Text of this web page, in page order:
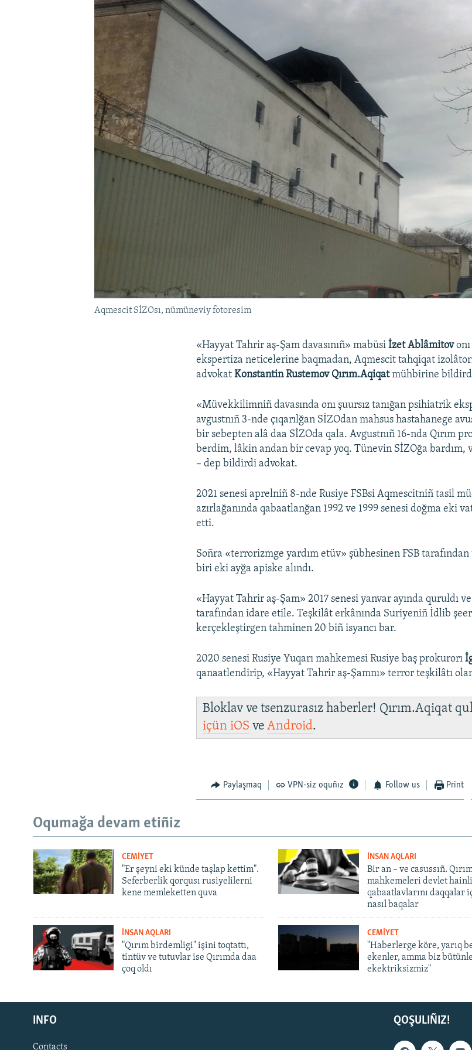
Русский
Українською
Aqmescit SİZOsı, nümüneviy fotoresim
«Hayyat Tahrir aş-Şam davasınıñ» mabüsiİzet Ablâmitov
ekspertiza neticelerine baqmadan, Aqmescit tahqiqat
advokatKonstantin Rustemov Qırım.Aqiqatmühbirine
«Müvekkilimniñ davasında onı şuursız tanığan psihiatrik
avgustnıñ 3-nde çıqarılğan SİZOdan mahsus hastahanege
bir sebepten alâ daa SİZOda qala. Avgustnıñ 16-nda Qırım
berdim, lâkin andan bir cevap yoq. Tünevin SİZOğa bardım,
– dep bildirdi advokat.
2021 senesi aprelniñ 8-nde Rusiye FSBsi Aqmescitniñ tasil
azırlağanında qabaatlanğan 1992 ve 1999 senesi doğma eki
etti.
Soñra «terrorizmge yardım etüv» şübhesinen FSB
biri eki ayğa apiske alındı.
«Hayyat Tahrir aş-Şam» 2017 senesi yanvar ayında quruldı
tarafından idare etile. Teşkilât erkânında Suriyeniñ İdlib
kerçekleştirgen tahminen 20 biñ isyancı bar.
2020 senesi Rusiye Yuqarı mahkemesi Rusiye baş prokurorı
qanaatlendirip, «Hayyat Tahrir aş-Şamnı» terror teşkilâtı
Bloklav ve tsenzurasız haberler! Qırım.Aqiqat
içüniOS veAndroid.
Paylaşmaq VPN-siz oquñız Follow us Print
Oqumağa devam etiñiz
CEMİYET
"Er şeyni eki künde taşlap kettim".
Seferberlik qorqusı rusiyelilerni
kene memleketten quva
İNSAN AQLARI
Bir an – ve casussıñ.
mahkemeleri devlet
qabaatlavlarını daqqalar
nasıl baqalar
İNSAN AQLARI
"Qırım birdemligi" işini toqtattı,
tintüv ve tutuvlar ise Qırımda daa
çoq oldı
CEMİYET
"Haberlerge köre, yarıq
ekenler, amma biz
ekektriksizmiz"
QOŞULIÑIZ!
INFO
Contacts